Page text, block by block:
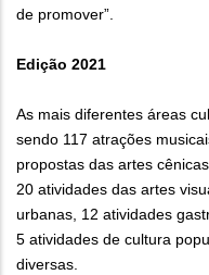
de promover”.
Edição 2021
As mais diferentes áreas
sendo 117 atrações
propostas das artes
20 atividades das artes
urbanas, 12 atividades
5 atividades de cultura
diversas.